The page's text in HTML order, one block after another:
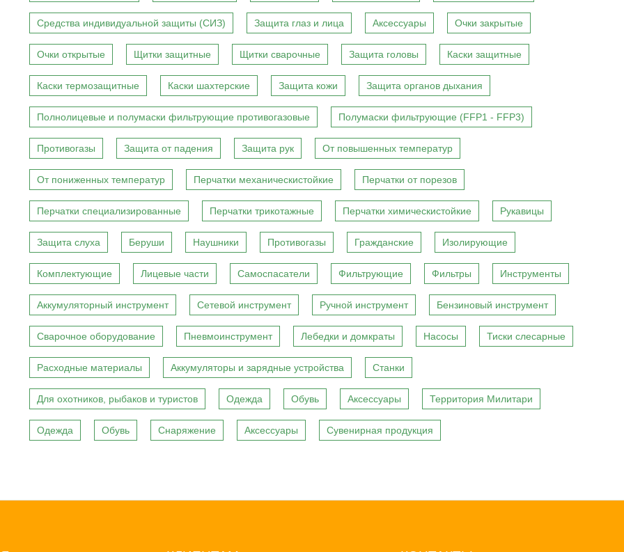
Средства индивидуальной защиты (СИЗ) Защита глаз и лица Аксессуары Очки закрытые
Очки открытые Щитки защитные Щитки сварочные Защита головы Каски защитные
Каски термозащитные Каски шахтерские Защита кожи Защита органов дыхания
Полнолицевые и полумаски фильтрующие противогазовые Полумаски фильтрующие (FFP1 - FFP3)
Противогазы Защита от падения Защита рук От повышенных температур
От пониженных температур Перчатки механическистойкие Перчатки от порезов
Перчатки специализированные Перчатки трикотажные Перчатки химическистойкие Рукавицы
Защита слуха Беруши Наушники Противогазы Гражданские Изолирующие
Комплектующие Лицевые части Самоспасатели Фильтрующие Фильтры Инструменты
Аккумуляторный инструмент Сетевой инструмент Ручной инструмент Бензиновый инструмент
Сварочное оборудование Пневмоинструмент Лебедки и домкраты Насосы Тиски слесарные
Расходные материалы Аккумуляторы и зарядные устройства Станки
Для охотников, рыбаков и туристов Одежда Обувь Аксессуары Территория Милитари
Одежда Обувь Снаряжение Аксессуары Сувенирная продукция